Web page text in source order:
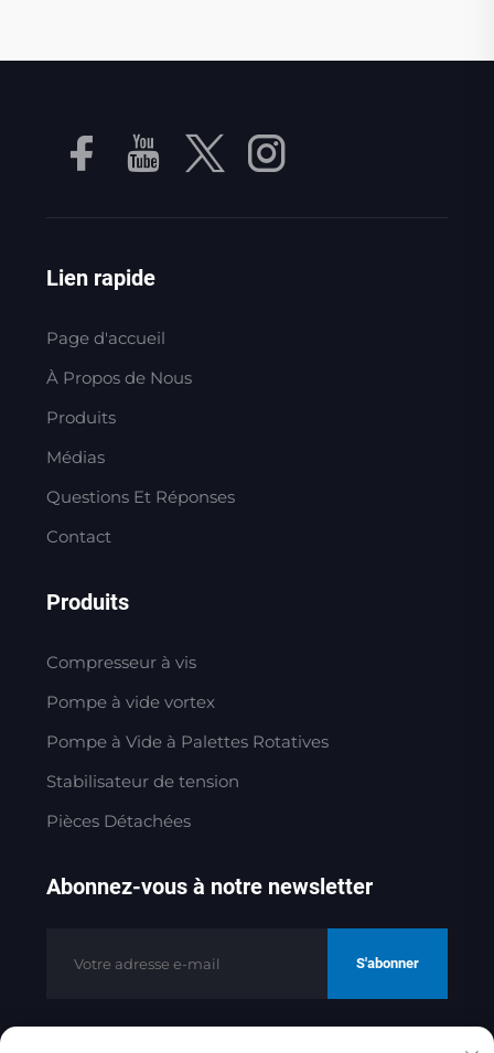
Lien rapide
Page d'accueil
À Propos de Nous
Produits
Médias
Questions Et Réponses
Contact
Produits
Compresseur à vis
Pompe à vide vortex
Pompe à Vide à Palettes Rotatives
Stabilisateur de tension
Pièces Détachées
Abonnez-vous à notre newsletter
S'abonner